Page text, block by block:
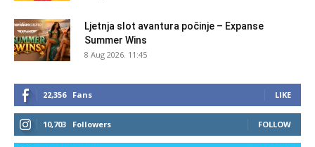
Ljetnja slot avantura počinje – Expanse
Summer Wins
8 Aug 2026. 11:45
22,356 Fans LIKE
10,703 Followers FOLLOW